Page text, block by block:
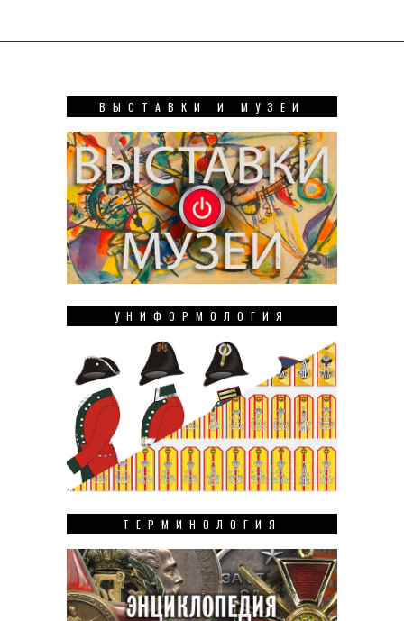
ВЫСТАВКИ И МУЗЕИ
УНИФОРМОЛОГИЯ
ТЕРМИНОЛОГИЯ